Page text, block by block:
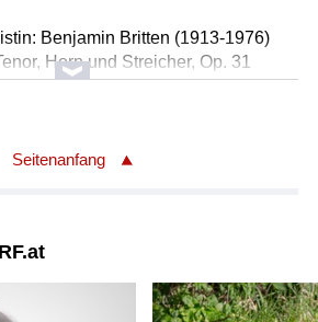
Benjamin Britten (1913-1976)
Horn und Streicher, Op. 31
(Tenor), Thomas Müller
(Klavier), Signum Quartet
Seitenanfang